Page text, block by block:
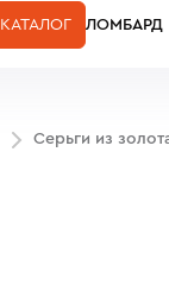
ЛОМБАРД
КАТАЛОГ
Серьги из